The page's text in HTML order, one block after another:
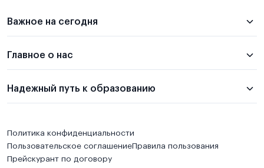
Важное на сегодня
Главное о нас
Надежный путь к образованию
Политика конфиденциальности
Пользовательское соглашениеПравила пользования
Прейскурант по договору